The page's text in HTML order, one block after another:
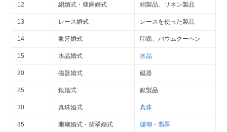
12 絹婚式・亜麻婚式 絹製品、リネン製品
13 レース婚式 レースを使った製品
14 象牙婚式 印鑑、バウムクーヘン
15 水晶婚式 水晶
20 磁器婚式 磁器
25 銀婚式 銀製品
30 真珠婚式 真珠
35 珊瑚婚式・翡翠婚式 珊瑚 ・ 翡翠